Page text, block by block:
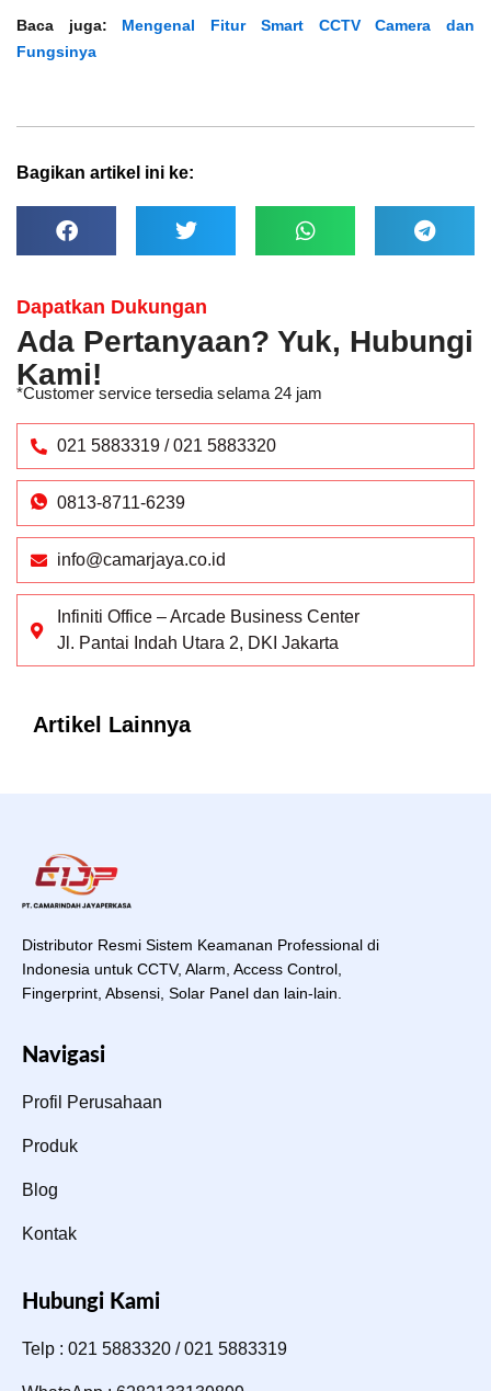
Baca juga: Mengenal Fitur Smart CCTV Camera dan
Fungsinya
Bagikan artikel ini ke:
Dapatkan Dukungan
Ada Pertanyaan? Yuk, Hubungi
Kami!
*Customer service tersedia selama 24 jam
021 5883319 / 021 5883320
0813-8711-6239
info@camarjaya.co.id
Infiniti Office – Arcade Business Center
Jl. Pantai Indah Utara 2, DKI Jakarta
Artikel Lainnya
Distributor Resmi Sistem Keamanan Professional di
Indonesia untuk CCTV, Alarm, Access Control,
Fingerprint, Absensi, Solar Panel dan lain-lain.
Navigasi
Profil Perusahaan
Produk
Blog
Kontak
Hubungi Kami
Telp : 021 5883320 / 021 5883319